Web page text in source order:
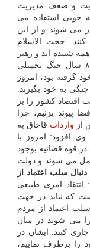
و ضعف مدیریت
خوبی استفاده می
می شوند و از این
حجت الاسلام
شنیده اند و رهبر
معظم انقلاب هم اخطار داده اند، كشور در ۸ سال جنگ تحمیلی
گرفته بود، امروز
به خود بگیرند.
اقتصاد كشور را بر
قضا پیوند بزنیم، چرا
از واردات قاچاق به
افزود: امروز با
قوه قضائیه بوجود
می شوند و دولت
سلب اعتماد از
امری طبیعی
كه نباید در جهت
اعتماد از مردم
می شوند در میان
كنند. ایشان در
را برطرف نماییم،